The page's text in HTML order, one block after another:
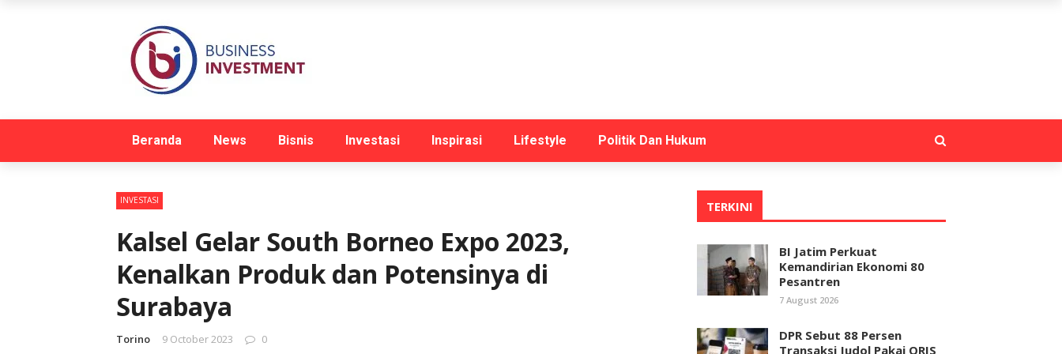
Beranda News Bisnis Investasi Inspirasi Lifestyle Politik Dan Hukum
INVESTASI
Kalsel Gelar South Borneo Expo 2023,
Kenalkan Produk dan Potensinya di
Surabaya
Torino 9 October 2023 0
TERKINI
BI Jatim Perkuat
Kemandirian Ekonomi 80
Pesantren
7 August 2026
DPR Sebut 88 Persen
Transaksi Judol Pakai QRIS